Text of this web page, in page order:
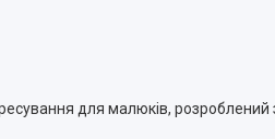
для малюків,